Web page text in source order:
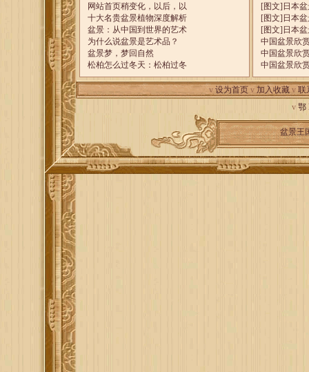
网站首页稍变化，以后，以
十大名贵盆景植物深度解析
盆景：从中国到世界的艺术
为什么说盆景是艺术品？
盆景梦，梦回自然
松柏怎么过冬天：松柏过冬
[图文] 日本
[图文] 日本
[图文] 日本
中国盆景欣
中国盆景欣
中国盆景欣
v 设为首页 v 加入收藏 v 联
v 鄂
盆景王